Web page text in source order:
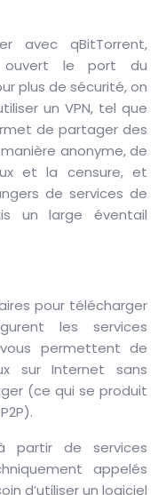
avec qBitTorrent,
ouvert le port du
plus de sécurité, on
un VPN, tel que
de partager des
anonyme, de
et la censure, et
de services de
un large éventail
pour télécharger
les services
permettent de
sur Internet sans
(ce qui se produit
partir de services
appelés
d’utiliser un logiciel